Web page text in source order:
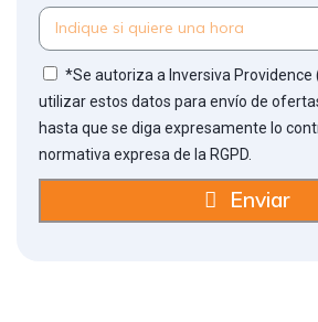
*Se autoriza a Inversiva Providence
utilizar estos datos para envío de
hasta que se diga expresamente lo
normativa expresa de la RGPD.
Enviar